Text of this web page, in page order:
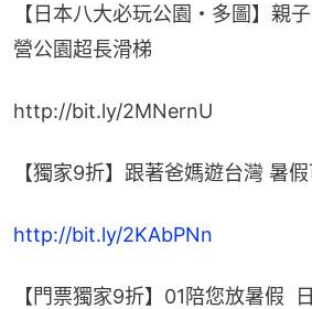
【日本八大必玩公園・多圖】親
營公園超長滑梯
http://bit.ly/2MNernU
【獨家9折】跟著爸媽遊台灣 暑
http://bit.ly/2KAbPNn
【門票獨家9折】01陪您放暑假